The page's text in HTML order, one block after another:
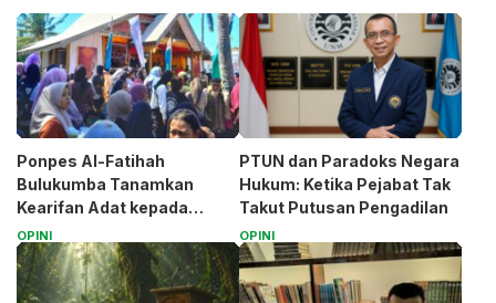
Ponpes Al-Fatihah
Bulukumba Tanamkan
Kearifan Adat kepada
Santri (Bagian 1)
OPINI
PTUN dan Paradoks Negara
Hukum: Ketika Pejabat Tak
Takut Putusan Pengadilan
OPINI